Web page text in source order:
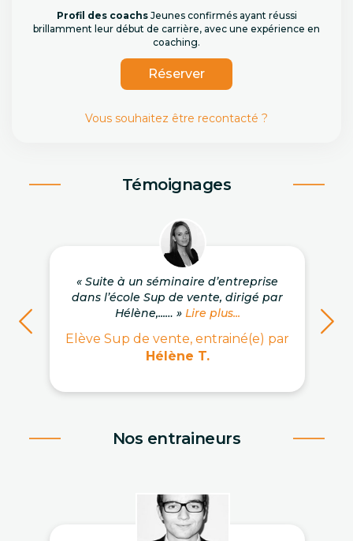
Profil des coachs Jeunes confirmés ayant réussi
brillamment leur début de carrière, avec une expérience en
coaching.
Réserver
Vous souhaitez être recontacté ?
Témoignages
« Suite à un séminaire d’entreprise
dans l’école Sup de vente, dirigé par
Hélène,...… » Lire plus...
Elève Sup de vente, entrainé(e) par
Hélène T.
Nos entraineurs